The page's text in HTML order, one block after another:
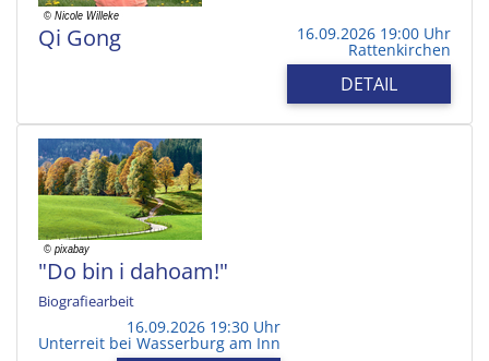
Qi Gong 16.09.2026 19:00 Uhr
Rattenkirchen
DETAIL
"Do bin i dahoam!"
Biografiearbeit
16.09.2026 19:30 Uhr
Unterreit bei Wasserburg am Inn